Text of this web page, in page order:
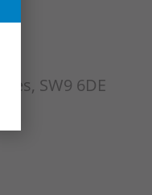
SW9 6DE